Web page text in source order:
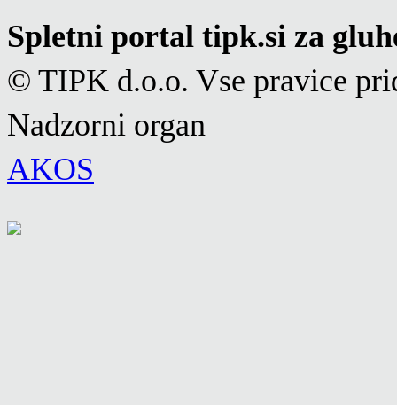
Spletni portal tipk.si za
© TIPK d.o.o. Vse pravice
Nadzorni organ
AKOS